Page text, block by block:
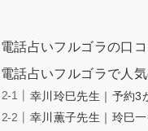
電話占いフルゴラの口コ
電話占いフルゴラで人
幸川玲巳先生｜予約3
幸川薫子先生｜玲巳